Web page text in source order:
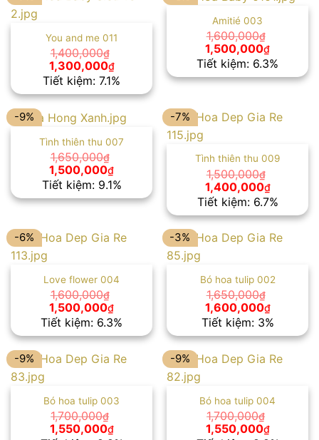
You and me 011
1,400,000₫
Giá
gốc
là:
1,400,000₫.
1,300,000₫Giá
hiện
tại
là:
1,300,000₫.
Tiết kiệm: 7.1%
Amitié 003
1,600,000₫
Giá
gốc
là:
1,600,000₫.
1,500,000₫Giá
hiện
tại
là:
Tiết kiệm: 6.3%
-9%
Tình thiên thu 007
1,650,000₫
Giá
gốc
là:
1,650,000₫.
1,500,000₫Giá
hiện
tại
là:
1,500,000₫.
Tiết kiệm: 9.1%
-7%
Tình thiên thu 009
1,500,000₫
Giá
gốc
là:
1,500,000₫.
1,400,000₫Giá
hiện
tại
là:
Tiết kiệm: 6.7%
-6%
Love flower 004
1,600,000₫
Giá
gốc
là:
1,600,000₫.
1,500,000₫Giá
hiện
tại
là:
1,500,000₫.
Tiết kiệm: 6.3%
-3%
Bó hoa tulip 002
1,650,000₫
Giá
gốc
là:
1,650,000₫.
1,600,000₫Giá
hiện
tại
là:
Tiết kiệm: 3%
-9%
Bó hoa tulip 003
1,700,000₫
Giá
1,550,000₫Giá
-9%
Bó hoa tulip 004
1,700,000₫
Giá
1,550,000₫Giá